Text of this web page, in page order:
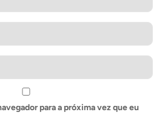
para a próxima vez que eu